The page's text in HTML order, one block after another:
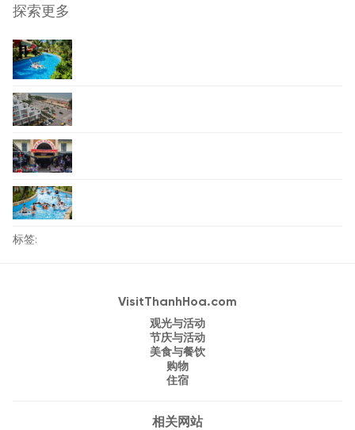
探索更多
标签:
VisitThanhHoa.com
观光与活动
节庆与活动
美食与餐饮
购物
住宿
相关网站